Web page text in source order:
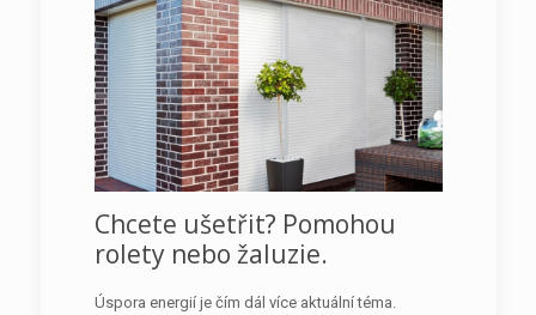
Chcete ušetřit? Pomohou
rolety nebo žaluzie.
Úspora energií je čím dál více aktuální téma.